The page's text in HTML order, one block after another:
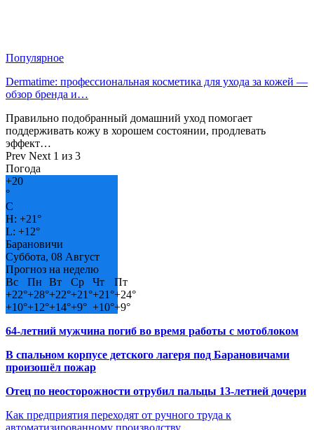
Популярное
Dermatime: профессиональная косметика для ухода за кожей —
обзор бренда и…
Правильно подобранный домашний уход помогает
поддерживать кожу в хорошем состоянии, продлевать
эффект…
Prev Next 1 из 3
Погода
+20
°
C
H: +21°
L: +12°
Барановичи
Суббота, 08 Август
Прогноз на неделю
Вс
Пн Вт Ср Чт
Пт
+22°+28°+22°+21°+21°+24°
+10°+12°+14°+9° +10°+9°
64-летний мужчина погиб во время работы с мотоблоком
В спальном корпусе детского лагеря под Барановичами
произошёл пожар
Отец по неосторожности отрубил пальцы 13-летней дочери
Как предприятия переходят от ручного труда к
автоматизированному производству